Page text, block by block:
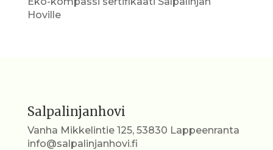
Hoville
Salpalinjanhovi
Vanha Mikkelintie 125, 53830 Lappeenranta
info@salpalinjanhovi.fi